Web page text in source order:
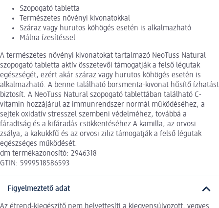
Szopogató tabletta
Természetes növényi kivonatokkal
Száraz vagy hurutos köhögés esetén is alkalmazható
Málna ízesítéssel
A természetes növényi kivonatokat tartalmazó NeoTuss Natural
szopogató tabletta aktív összetevői támogatják a felső légutak
egészségét, ezért akár száraz vagy hurutos köhögés esetén is
alkalmazható. A benne található borsmenta-kivonat hűsítő ízhatást
biztosít. A NeoTuss Natural szopogató tablettában található C-
vitamin hozzájárul az immunrendszer normál működéséhez, a
sejtek oxidatív stresszel szembeni védelméhez, továbbá a
fáradtság és a kifáradás csökkentéséhez A kamilla, az orvosi
zsálya, a kakukkfű és az orvosi ziliz támogatják a felső légutak
egészséges működését.
dm termékazonosító: 2946318
GTIN: 5999518586593
Figyelmeztető adat